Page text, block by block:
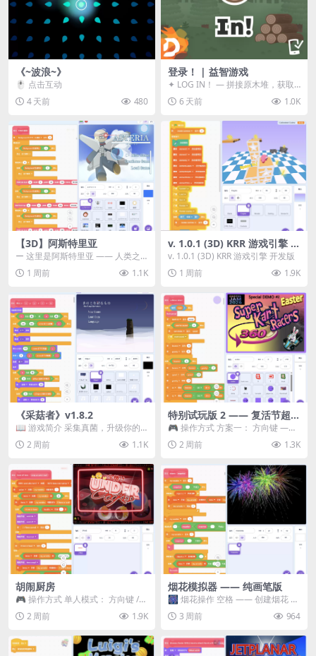
《~波浪~》
🖱️ 点击互动
4 天前
480
登录！ | 益智游戏
✦ LOG IN！ — 拼接原木堆，获取
分数！ ᑕ☲◎ ᑕ☲◎ ᑕ☲◎ ᑕ☲◎ ...
6 天前 1.0K
【3D】阿斯特里亚
ー 这里是阿斯特里亚 —— 人类之
罪与未来希望交汇之地 📖 游戏简
介 《阿斯特里...
1 周前 1.1K
v. 1.0.1 (3D) KRR 游戏引擎 开
发版
v. 1.0.1 (3D) KRR 游戏引擎 开发版
1 周前
1.9K
《采菇者》v1.8.2
📖 游戏简介 采集真菌，升级你的
机体，并前往未知领域探索。 这是
一款静谧的探索冒...
2 周前 1.1K
特别试玩版 2 —— 复活节超级
卡丁车赛
🎮 操作方式 方案一： 方向键 ——
移动 Z —— 跳跃 / 漂移 方案二： ...
2 周前 1.3K
胡闹厨房
🎮 操作方式 单人模式： 方向键 /
WASD —— 移动 Z / K —— 抓...
2 周前 1.9K
烟花模拟器 —— 纯画笔版
🎆 烟花操作 空格 —— 创建烟花 1
~ 3 —— 切换烟花类型 普通烟花
嘶...3 周前 964